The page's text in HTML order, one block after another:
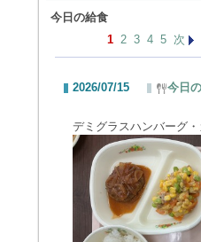
今日の給食
1 2 3 4 5 次
2026/07/15 今日
デミグラスハンバーグ